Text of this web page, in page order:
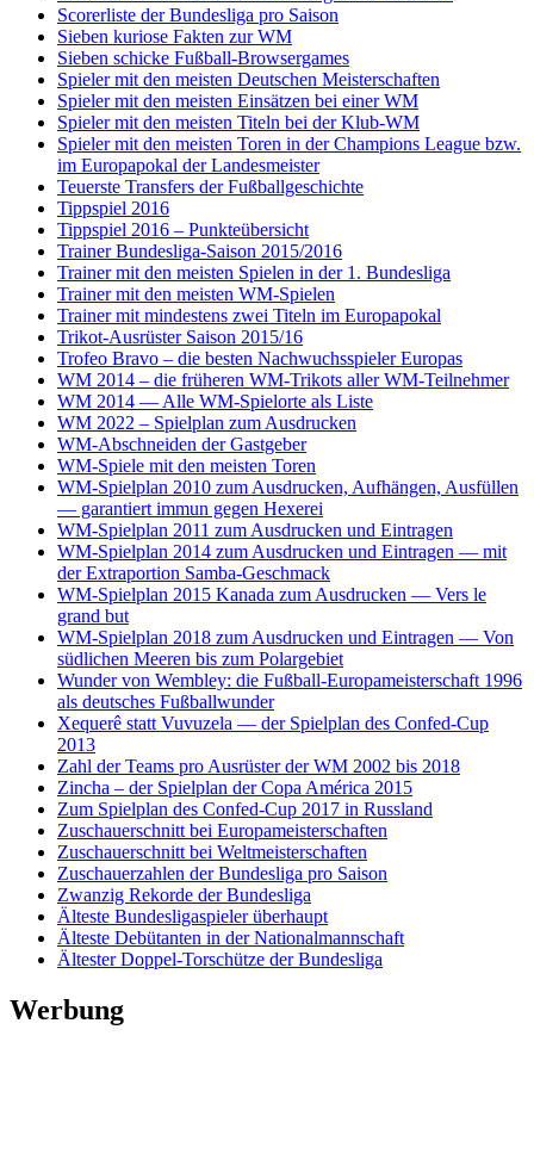
Scorerliste der Bundesliga pro Saison
Sieben kuriose Fakten zur WM
Sieben schicke Fußball-Browsergames
Spieler mit den meisten Deutschen Meisterschaften
Spieler mit den meisten Einsätzen bei einer WM
Spieler mit den meisten Titeln bei der Klub-WM
Spieler mit den meisten Toren in der Champions League bzw.
im Europapokal der Landesmeister
Teuerste Transfers der Fußballgeschichte
Tippspiel 2016
Tippspiel 2016 – Punkteübersicht
Trainer Bundesliga-Saison 2015/2016
Trainer mit den meisten Spielen in der 1. Bundesliga
Trainer mit den meisten WM-Spielen
Trainer mit mindestens zwei Titeln im Europapokal
Trikot-Ausrüster Saison 2015/16
Trofeo Bravo – die besten Nachwuchsspieler Europas
WM 2014 – die früheren WM-Trikots aller WM-Teilnehmer
WM 2014 — Alle WM-Spielorte als Liste
WM 2022 – Spielplan zum Ausdrucken
WM-Abschneiden der Gastgeber
WM-Spiele mit den meisten Toren
WM-Spielplan 2010 zum Ausdrucken, Aufhängen, Ausfüllen
— garantiert immun gegen Hexerei
WM-Spielplan 2011 zum Ausdrucken und Eintragen
WM-Spielplan 2014 zum Ausdrucken und Eintragen — mit
der Extraportion Samba-Geschmack
WM-Spielplan 2015 Kanada zum Ausdrucken — Vers le
grand but
WM-Spielplan 2018 zum Ausdrucken und Eintragen — Von
südlichen Meeren bis zum Polargebiet
Wunder von Wembley: die Fußball-Europameisterschaft 1996
als deutsches Fußballwunder
Xequerê statt Vuvuzela — der Spielplan des Confed-Cup
2013
Zahl der Teams pro Ausrüster der WM 2002 bis 2018
Zincha – der Spielplan der Copa América 2015
Zum Spielplan des Confed-Cup 2017 in Russland
Zuschauerschnitt bei Europameisterschaften
Zuschauerschnitt bei Weltmeisterschaften
Zuschauerzahlen der Bundesliga pro Saison
Zwanzig Rekorde der Bundesliga
Älteste Bundesligaspieler überhaupt
Älteste Debütanten in der Nationalmannschaft
Ältester Doppel-Torschütze der Bundesliga
Werbung